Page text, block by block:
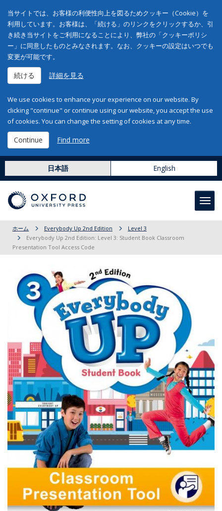
当サイトでは、お客様の利便性向上を図るためクッキー（Cookie）を
利用しています。お客様は、「続ける」のリンクをクリックするか、引
き続き当サイトをご利用になることにより、弊社の「クッキーポリシ
ー」に同意したものとみなされます。なお、クッキーの設定はいつでも
変更が可能です。
続ける 詳細を見る
We use cookies to enhance your experience on our website. By
clicking "continue" or continue using our website, you accept the use
of cookies. You can change the setting of cookies at any time.
Continue Find more
日本語 English
ホーム Everybody Up 2nd Edition
Level 3
Everybody Up 2nd Edition: Level 3: Student Book Classroom
Presentation Tool Access Code